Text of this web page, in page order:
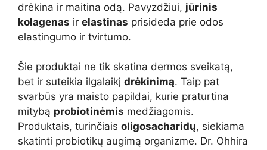
drėkina ir maitina odą. Pavyzdžiui, jūrinis
kolagenas ir elastinas prisideda prie odos
elastingumo ir tvirtumo.
Šie produktai ne tik skatina dermos sveikatą,
bet ir suteikia ilgalaikį drėkinimą. Taip pat
svarbūs yra maisto papildai, kurie praturtina
mitybą probiotinėmis medžiagomis.
Produktais, turinčiais oligosacharidų, siekiama
skatinti probiotikų augimą organizme. Dr. Ohhira